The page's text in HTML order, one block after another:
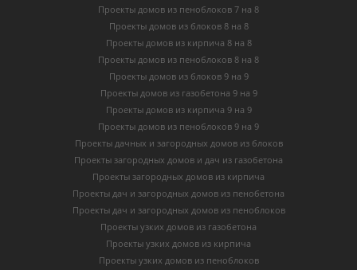
Проекты домов из пеноблоков 7 на 8
Проекты домов из блоков 8 на 8
Проекты домов из кирпича 8 на 8
Проекты домов из пеноблоков 8 на 8
Проекты домов из блоков 9 на 9
Проекты домов из газобетона 9 на 9
Проекты домов из кирпича 9 на 9
Проекты домов из пеноблоков 9 на 9
Проекты дачных и загородных домов из блоков
Проекты загородных домов и дач из газобетона
Проекты загородных домов из кирпича
Проекты дач и загородных домов из пенобетона
Проекты дач и загородных домов из пеноблоков
Проекты узких домов из газобетона
Проекты узких домов из кирпича
Проекты узких домов из пеноблоков